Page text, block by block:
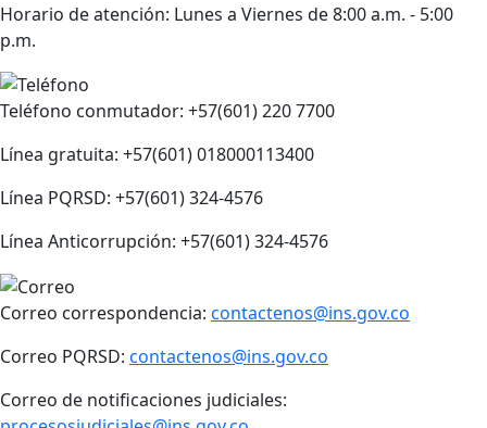
Horario de atención: Lunes a Viernes de 8:00 a.m. - 5:00
p.m.
Teléfono conmutador: +57(601) 220 7700
Línea gratuita: +57(601) 018000113400
Línea PQRSD: +57(601) 324-4576
Línea Anticorrupción: +57(601) 324-4576
Correo correspondencia: contactenos@ins.gov.co
Correo PQRSD: contactenos@ins.gov.co
Correo de notificaciones judiciales: